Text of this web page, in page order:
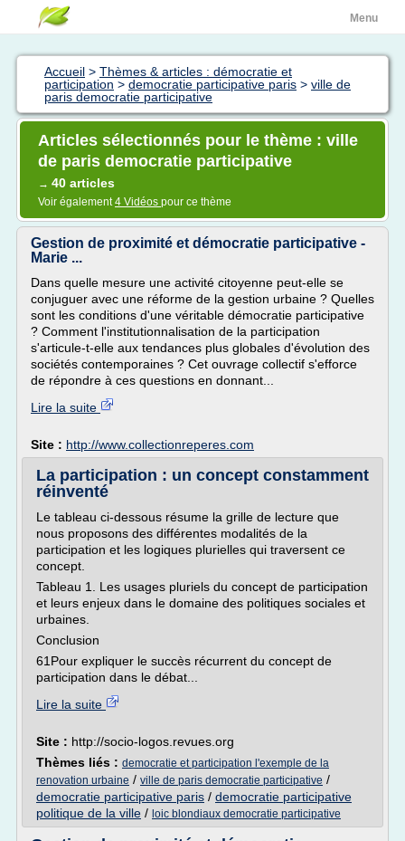
Menu
Accueil > Thèmes & articles : démocratie et
participation > democratie participative paris > ville de
paris democratie participative
Articles sélectionnés pour le thème : ville
de paris democratie participative
→ 40 articles
Voir également4 Vidéos pour ce thème
Gestion de proximité et démocratie participative -
Marie ...
Dans quelle mesure une activité citoyenne peut-elle se
conjuguer avec une réforme de la gestion urbaine ? Quelles
sont les conditions d'une véritable démocratie participative
? Comment l'institutionnalisation de la participation
s'articule-t-elle aux tendances plus globales d'évolution des
sociétés contemporaines ? Cet ouvrage collectif s'efforce
de répondre à ces questions en donnant...
Lire la suite
Site : http://www.collectionreperes.com
La participation : un concept constamment
réinventé
Le tableau ci-dessous résume la grille de lecture que
nous proposons des différentes modalités de la
participation et les logiques plurielles qui traversent ce
concept.
Tableau 1. Les usages pluriels du concept de participation
et leurs enjeux dans le domaine des politiques sociales et
urbaines.
Conclusion
61Pour expliquer le succès récurrent du concept de
participation dans le débat...
Lire la suite
Site : http://socio-logos.revues.org
Thèmes liés : democratie et participation l'exemple de la
renovation urbaine / ville de paris democratie participative /
democratie participative paris / democratie participative
politique de la ville / loic blondiaux democratie participative